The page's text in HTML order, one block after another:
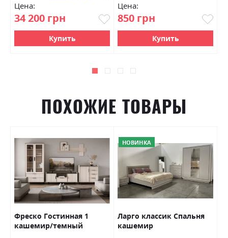
Цена:
34 200 грн
Купить
Цена:
850 грн
Купить
ПОХОЖИЕ ТОВАРЫ
Фреско Гостинная 1
кашемир/темный
НОВИНКА
Ларго классик Спальня
кашемир